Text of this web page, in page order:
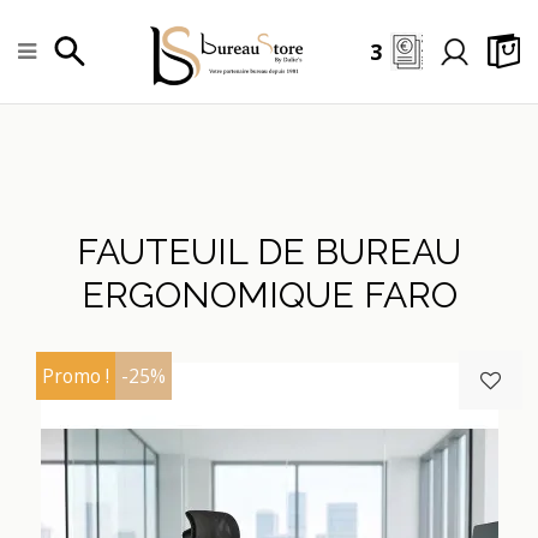
3
FAUTEUIL DE BUREAU
ERGONOMIQUE FARO
Promo ! -25%